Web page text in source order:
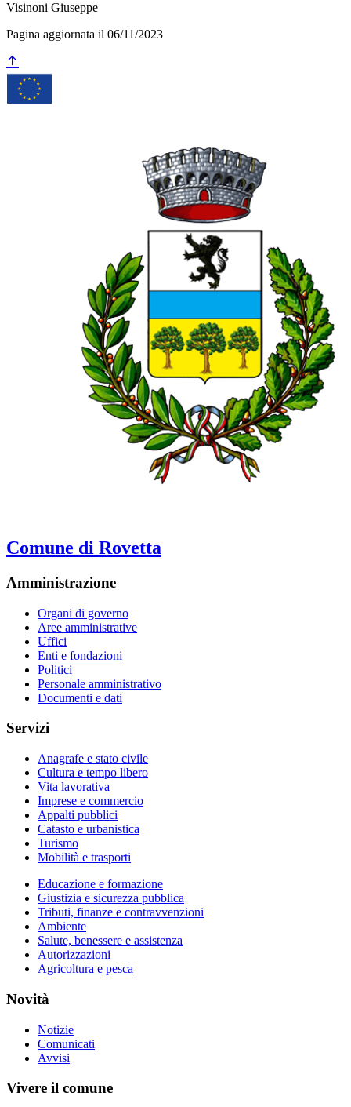
Visinoni Giuseppe
Pagina aggiornata il 06/11/2023
Comune di Rovetta
Amministrazione
Organi di governo
Aree amministrative
Uffici
Enti e fondazioni
Politici
Personale amministrativo
Documenti e dati
Servizi
Anagrafe e stato civile
Cultura e tempo libero
Vita lavorativa
Imprese e commercio
Appalti pubblici
Catasto e urbanistica
Turismo
Mobilità e trasporti
Educazione e formazione
Giustizia e sicurezza pubblica
Tributi, finanze e contravvenzioni
Ambiente
Salute, benessere e assistenza
Autorizzazioni
Agricoltura e pesca
Novità
Notizie
Comunicati
Avvisi
Vivere il comune